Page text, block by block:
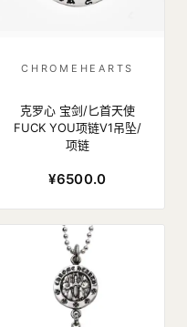
CHROMEHEARTS
克罗心 宝剑/匕首天使
FUCK YOU项链V1吊坠/
项链
¥6500.0